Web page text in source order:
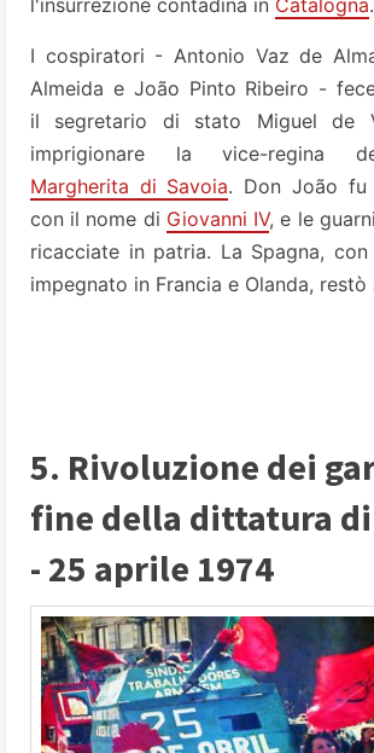
l'insurrezione contadina in Catalogna.
I cospiratori - Antonio Vaz de
Almeida e João Pinto Ribeiro -
il segretario di stato Miguel de
imprigionare la vice-regina
Margherita di Savoia. Don João fu
con il nome di Giovanni IV, e le
ricacciate in patria. La Spagna,
impegnato in Francia e Olanda, restò
5. Rivoluzione dei
fine della dittatura
- 25 aprile 1974